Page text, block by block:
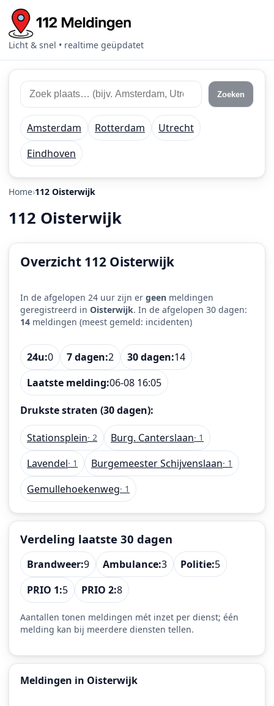
Licht & snel • realtime geüpdatet
Zoek
112
meldingen
Zoek
plaats
of
regio
Zoeken
Amsterdam Rotterdam
Utrecht
Eindhoven
Home 112 Oisterwijk
112 Oisterwijk
Overzicht 112 Oisterwijk
In de afgelopen 24 uur zijn er geen meldingen
geregistreerd in Oisterwijk. In de afgelopen 30 dagen:
14 meldingen (meest gemeld: incidenten)
24u:0 7 dagen:2 30 dagen:14
Laatste melding:06-08 16:05
Drukste straten (30 dagen):
Stationsplein· 2 Burg. Canterslaan· 1
Lavendel· 1 Burgemeester Schijvenslaan· 1
Gemullehoekenweg· 1
Verdeling laatste 30 dagen
Brandweer:9 Ambulance:3 Politie:5
PRIO 1:5 PRIO 2:8
Aantallen tonen meldingen mét inzet per dienst; één
melding kan bij meerdere diensten tellen.
Meldingen in Oisterwijk